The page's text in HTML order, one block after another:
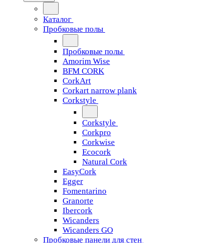
Каталог
Пробковые полы
Пробковые полы
Amorim Wise
BFM CORK
CorkArt
Corkart narrow plank
Corkstyle
Corkstyle
Corkpro
Corkwise
Ecocork
Natural Cork
EasyCork
Egger
Fomentarino
Granorte
Ibercork
Wicanders
Wicanders GO
Пробковые панели для стен